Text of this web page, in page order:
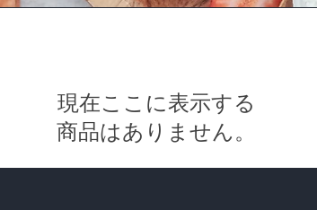
現在ここに表示する
商品はありません。